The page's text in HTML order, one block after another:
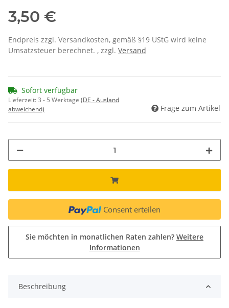
3,50 €
Endpreis zzgl. Versandkosten, gemäß §19 UStG wird keine
Umsatzsteuer berechnet. , zzgl. Versand
Sofort verfügbar
Lieferzeit:3 - 5 Werktage (DE - Ausland
abweichend)
Frage zum Artikel
Consent erteilen
Sie möchten in monatlichen Raten zahlen? Weitere
Informationen
Beschreibung